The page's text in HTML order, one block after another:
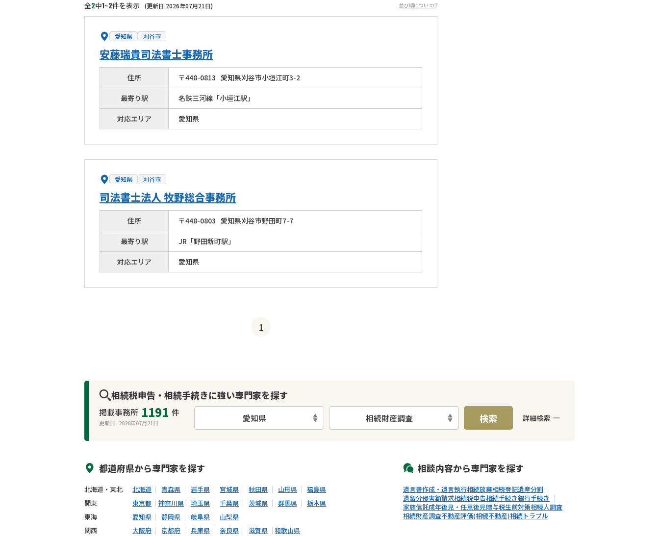
全2中1~2件を表示 (更新日:2026年07月21日) 並び順について
愛知県 刈谷市
安藤瑞貴司法書士事務所
住所 〒448-0813 愛知県刈谷市小垣江町3-2
最寄り駅 名鉄三河線「小垣江駅」
対応エリア 愛知県
愛知県 刈谷市
司法書士法人 牧野総合事務所
住所 〒448-0803 愛知県刈谷市野田町7-7
最寄り駅 JR「野田新町駅」
対応エリア 愛知県
1
相続税申告・相続手続きに強い専門家を探す
掲載事務所 1191 件
更新日 : 2026年07月21日 愛知県 相続財産調査 検索 詳細検索
都道府県から専門家を探す
北海道・東北 北海道 青森県 岩手県 宮城県 秋田県 山形県
福島県
関東
東京都 神奈川県 埼玉県 千葉県 茨城県 群馬県
栃木県
東海
愛知県 静岡県 岐阜県
山梨県
関西
大阪府 京都府 兵庫県 奈良県 滋賀県 和歌山県
相談内容から専門家を探す
遺言書作成・遺言執行相続放棄相続登記遺産分割
遺留分侵害額請求相続税申告相続手続き銀行手続き
家族信託成年後見・任意後見贈与税生前対策相続人調査
相続財産調査不動産評価(相続不動産)相続トラブル